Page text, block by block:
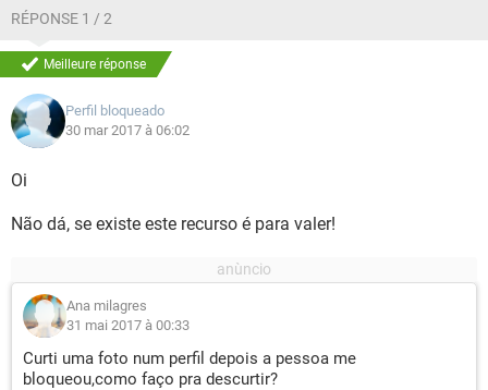
RÉPONSE 1 / 2
Meilleure réponse
Perfil bloqueado
30 mar 2017 à 06:02
Oi
Não dá, se existe este recurso é para valer!
Ana milagres
31 mai 2017 à 00:33
Curti uma foto num perfil depois a pessoa me
bloqueou,como faço pra descurtir?